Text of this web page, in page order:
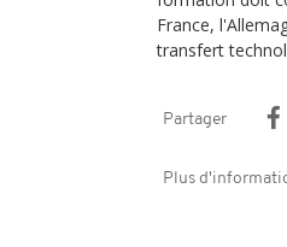
France,
transfert
Partager
Plus